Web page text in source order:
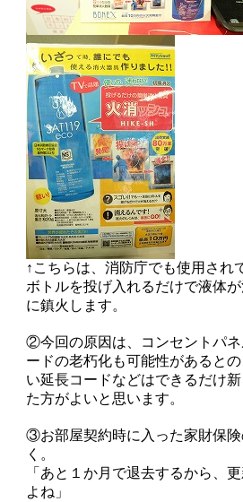
↑こちらは、消防庁でも使用され
ボトルを投げ入れるだけで液体
に鎮火します。
②今回の原因は、コンセントパネ
ードの老朽化も可能性があると
い延長コードなどはできるだけ
た方がよいと思います。
③お部屋契約時に入った家財保
く。
「あと１か月で退去するから、
よね」